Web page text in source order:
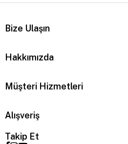
Bize Ulaşın
Hakkımızda
Müşteri Hizmetleri
Alışveriş
Takip Et